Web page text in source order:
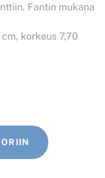
Fantin mukana
korkeus 7,70